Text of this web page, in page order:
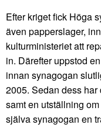
Efter kriget fick Höga
även papperslager,
kulturministeriet att
in. Därefter uppstod
innan synagogan
2005. Sedan dess
samt en utställning
själva synagogan en